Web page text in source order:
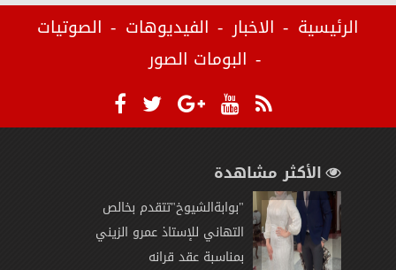
الرئيسية الاخبار الفيديوهات
الصوتيات
البومات الصور
الأكثر مشاهدة
"بوابةالشيوخ"تتقدم بخالص
التهاني للإستاذ عمرو الزيني
بمناسبة عقد قرانه